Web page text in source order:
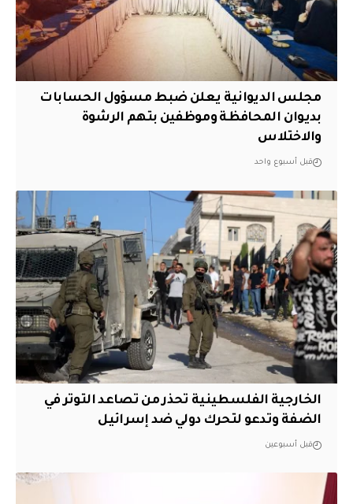
مجلس الديوانية يعلن ضبط مسؤول الحسابات
بديوان المحافظة وموظفين بتهم الرشوة
والاختلاس
قبل أسبوع واحد
الخارجية الفلسطينية تحذر من تصاعد التوتر في
الضفة وتدعو لتحرك دولي ضد إسرائيل
قبل أسبوعين